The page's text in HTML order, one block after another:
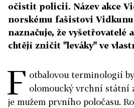
očistit policii. Název akce
norskému fašistovi
naznačuje, že vyšetřovatelé
chtějí zničit "leváky" ve
F otbalovou terminologií
olomoucký vrchní státní
je mužem prvního poločasu.